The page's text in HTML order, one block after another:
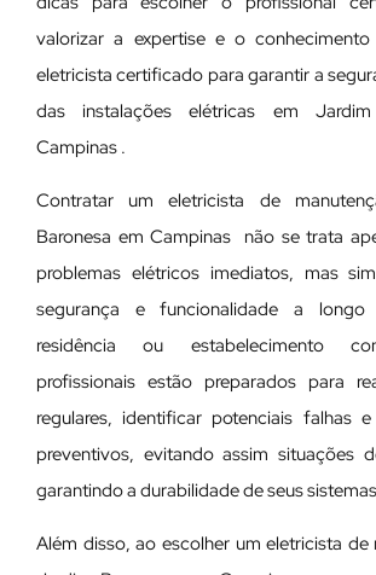
valorizar a expertise e o
eletricista certificado para garantir a
das instalações elétricas em
Campinas .
Contratar um eletricista de
Baronesa em Campinas não se trata
problemas elétricos imediatos, mas
segurança e funcionalidade a
residência ou estabelecimento
profissionais estão preparados para
regulares, identificar potenciais falhas
preventivos, evitando assim situações
garantindo a durabilidade de seus
Além disso, ao escolher um eletricista de